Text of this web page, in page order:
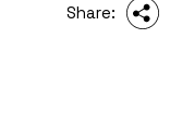
Share: